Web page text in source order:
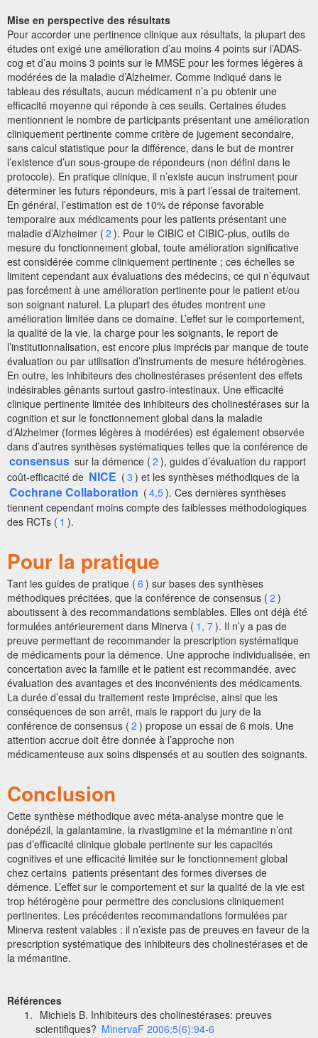
Mise en perspective des résultats
Pour accorder une pertinence clinique aux résultats, la plupart des
études ont exigé une amélioration d’au moins 4 points sur l’ADAS-
cog et d’au moins 3 points sur le MMSE pour les formes légères à
modérées de la maladie d’Alzheimer. Comme indiqué dans le
tableau des résultats, aucun médicament n’a pu obtenir une
efficacité moyenne qui réponde à ces seuils. Certaines études
mentionnent le nombre de participants présentant une amélioration
cliniquement pertinente comme critère de jugement secondaire,
sans calcul statistique pour la différence, dans le but de montrer
l’existence d’un sous-groupe de répondeurs (non défini dans le
protocole). En pratique clinique, il n’existe aucun instrument pour
déterminer les futurs répondeurs, mis à part l’essai de traitement.
En général, l’estimation est de 10% de réponse favorable
temporaire aux médicaments pour les patients présentant une
maladie d’Alzheimer ( 2 ). Pour le CIBIC et CIBIC-plus, outils de
mesure du fonctionnement global, toute amélioration significative
est considérée comme cliniquement pertinente ; ces échelles se
limitent cependant aux évaluations des médecins, ce qui n’équivaut
pas forcément à une amélioration pertinente pour le patient et/ou
son soignant naturel. La plupart des études montrent une
amélioration limitée dans ce domaine. L’effet sur le comportement,
la qualité de la vie, la charge pour les soignants, le report de
l’institutionnalisation, est encore plus imprécis par manque de toute
évaluation ou par utilisation d’instruments de mesure hétérogènes.
En outre, les inhibiteurs des cholinestérases présentent des effets
indésirables gênants surtout gastro-intestinaux. Une efficacité
clinique pertinente limitée des inhibiteurs des cholinestérases sur la
cognition et sur le fonctionnement global dans la maladie
d’Alzheimer (formes légères à modérées) est également observée
dans d’autres synthèses systématiques telles que la conférence de
consensus sur la démence ( 2 ), guides d’évaluation du rapport
coût-efficacité de NICE ( 3 ) et les synthèses méthodiques de la
Cochrane Collaboration ( 4,5). Ces dernières synthèses
tiennent cependant moins compte des faiblesses méthodologiques
des RCTs ( 1 ).
Pour la pratique
Tant les guides de pratique ( 6 ) sur bases des synthèses
méthodiques précitées, que la conférence de consensus ( 2 )
aboutissent à des recommandations semblables. Elles ont déjà été
formulées antérieurement dans Minerva ( 1, 7). Il n’y a pas de
preuve permettant de recommander la prescription systématique
de médicaments pour la démence. Une approche individualisée, en
concertation avec la famille et le patient est recommandée, avec
évaluation des avantages et des inconvénients des médicaments.
La durée d’essai du traitement reste imprécise, ainsi que les
conséquences de son arrêt, mais le rapport du jury de la
conférence de consensus ( 2 ) propose un essai de 6 mois. Une
attention accrue doit être donnée à l’approche non
médicamenteuse aux soins dispensés et au soutien des soignants.
Conclusion
Cette synthèse méthodique avec méta-analyse montre que le
donépézil, la galantamine, la rivastigmine et la mémantine n’ont
pas d’efficacité clinique globale pertinente sur les capacités
cognitives et une efficacité limitée sur le fonctionnement global
chez certains patients présentant des formes diverses de
démence. L’effet sur le comportement et sur la qualité de la vie est
trop hétérogène pour permettre des conclusions cliniquement
pertinentes. Les précédentes recommandations formulées par
Minerva restent valables : il n’existe pas de preuves en faveur de la
prescription systématique des inhibiteurs des cholinestérases et de
la mémantine.
Références
Michiels B. Inhibiteurs des cholinestérases: preuves
scientifiques? MinervaF 2006;5(6):94-6